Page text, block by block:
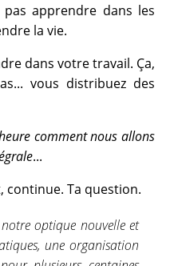
apprendre dans les
la vie.
dans votre travail. Ça,
vous distribuez des
comment nous allons
...
continue. Ta question.
optique nouvelle et
une organisation